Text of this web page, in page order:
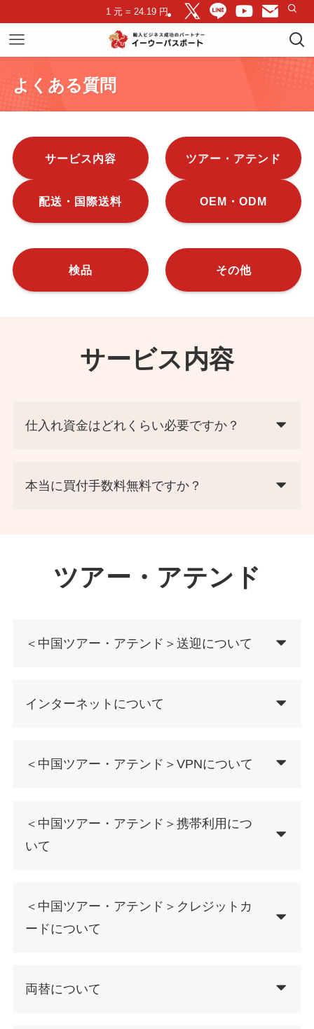
1 元 = 24.19 円
よくある質問
サービス内容 ツアー・アテンド
配送・国際送料 OEM・ODM
検品 その他
サービス内容
仕入れ資金はどれくらい必要ですか？
本当に買付手数料無料ですか？
ツアー・アテンド
＜中国ツアー・アテンド＞送迎について
インターネットについて
＜中国ツアー・アテンド＞VPNについて
＜中国ツアー・アテンド＞携帯利用につ
いて
＜中国ツアー・アテンド＞クレジットカ
ードについて
両替について